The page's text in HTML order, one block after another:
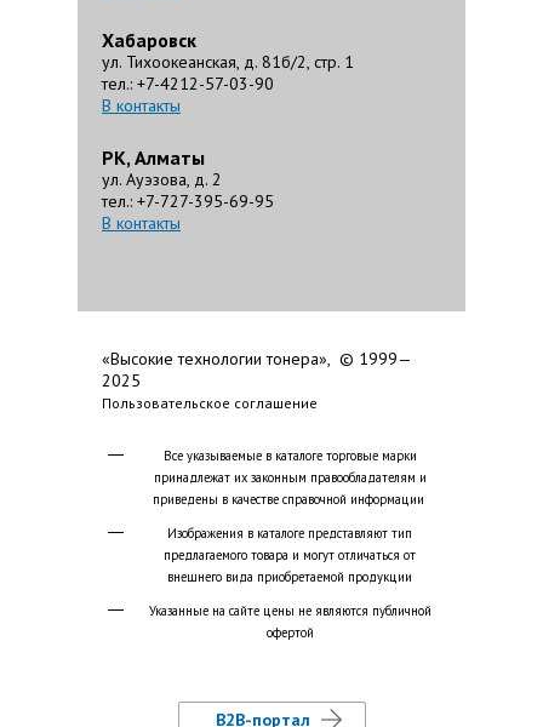
Хабаровск
ул. Тихоокеанская, д. 81б/2, стр. 1
тел.: +7-4212-57-03-90
В контакты
РК, Алматы
ул. Ауэзова, д. 2
тел.: +7-727-395-69-95
В контакты
«Высокие технологии тонера», © 1999—
2025
Пользовательское соглашение
Все указываемые в каталоге торговые марки
принадлежат их законным правообладателям и
приведены в качестве справочной информации
Изображения в каталоге представляют тип
предлагаемого товара и могут отличаться от
внешнего вида приобретаемой продукции
Указанные на сайте цены не являются публичной
офертой
B2B-портал